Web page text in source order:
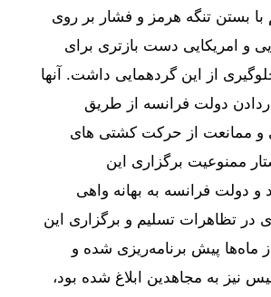
با بستن تنگه هرمز و فشار بر روی
و امریکایی دست بازتری برای
از این گردهمایی داشت. آنها
دولت فرانسه از طریق
و ممانعت از حرکت کشتی های
ممنوعیت برگزاری این
و دولت فرانسه به بهانه واهی
در تظاهرات تسلیم و برگزاری این
ماه‌ها پیش برنامه‌ریزی شده و
نیز به مجاهدین ابلاغ شده بود،